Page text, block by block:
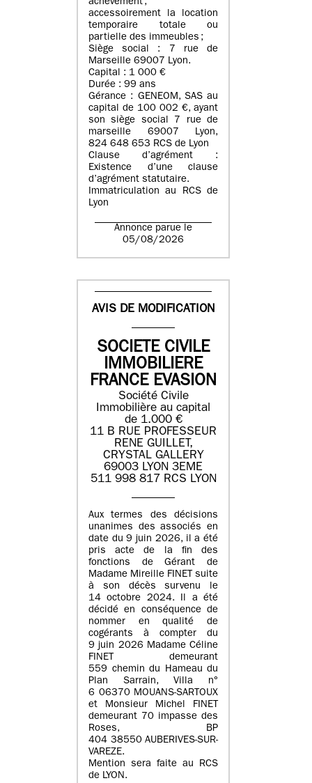
achèvement ;
accessoirement la location
temporaire totale ou
partielle des immeubles ;
Siège social : 7 rue de
Marseille 69007 Lyon.
Capital : 1 000 €
Durée : 99 ans
Gérance : GENEOM, SAS au
capital de 100 002 €, ayant
son siège social 7 rue de
marseille 69007 Lyon,
824 648 653 RCS de Lyon
Clause d’agrément :
Existence d’une clause
d’agrément statutaire.
Immatriculation au RCS de
Lyon
Annonce parue le
05/08/2026
AVIS DE MODIFICATION
SOCIETE CIVILE
IMMOBILIERE
FRANCE EVASION
Société Civile
Immobilière au capital
de 1.000 €
11 B RUE PROFESSEUR
RENE GUILLET,
CRYSTAL GALLERY
69003 LYON 3EME
511 998 817 RCS LYON
Aux termes des décisions
unanimes des associés en
date du 9 juin 2026, il a été
pris acte de la fin des
fonctions de Gérant de
Madame Mireille FINET suite
à son décès survenu le
14 octobre 2024. Il a été
décidé en conséquence de
nommer en qualité de
cogérants à compter du
9 juin 2026 Madame Céline
FINET demeurant
559 chemin du Hameau du
Plan Sarrain, Villa n°
6 06370 MOUANS-SARTOUX
et Monsieur Michel FINET
demeurant 70 impasse des
Roses, BP
404 38550 AUBERIVES-SUR-
VAREZE.
Mention sera faite au RCS
de LYON.